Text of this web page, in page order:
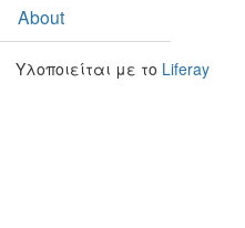
About
Υλοποιείται με το Liferay